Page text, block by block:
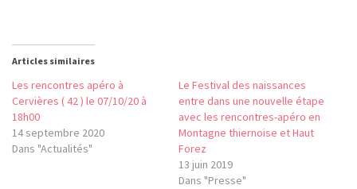
Articles similaires
Les rencontres apéro à
Cervières ( 42 ) le 07/10/20 à
18h00
14 septembre 2020
Dans "Actualités"
Le Festival des naissances
entre dans une nouvelle étape
avec les rencontres-apéro en
Montagne thiernoise et Haut
Forez
13 juin 2019
Dans "Presse"